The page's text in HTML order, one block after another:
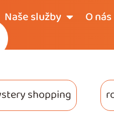
Naše služby O nás
shopping